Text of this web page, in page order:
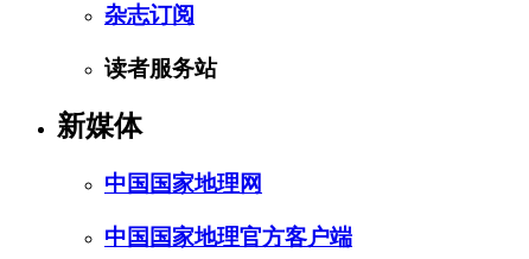
杂志订阅
读者服务站
新媒体
中国国家地理网
中国国家地理官方客户端